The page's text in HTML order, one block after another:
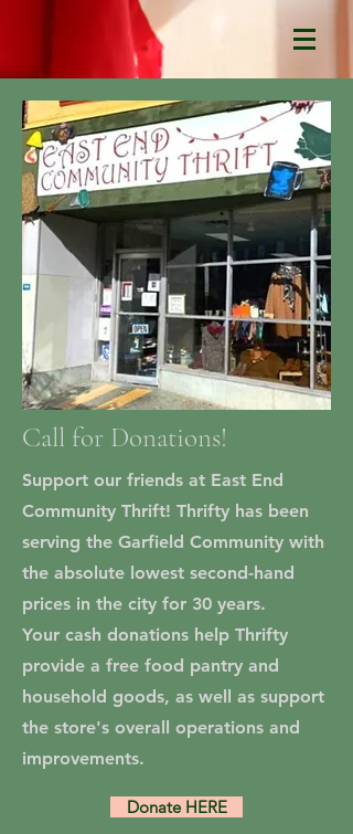
Call for Donations!
Support our friends at East End
Community Thrift! Thrifty has been
serving the Garfield Community with
the absolute lowest second-hand
prices in the city for 30 years.
Your cash donations help Thrifty
provide a free food pantry and
household goods, as well as support
the store's overall operations and
improvements.
Donate HERE